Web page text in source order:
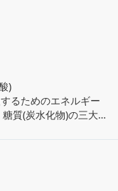
持ちを感じたいの
された。
」ってなんだろう？
る。だけれど、他人
同し、地に足がついて
態。本当にしたいこと
)
るためのエネルギー
質(炭水化物)の三大